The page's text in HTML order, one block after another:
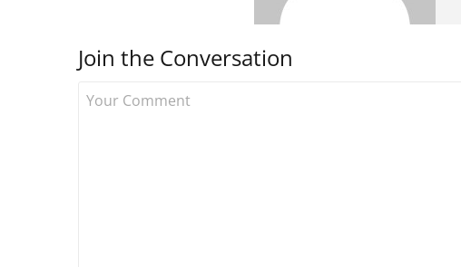
Join the Conversation